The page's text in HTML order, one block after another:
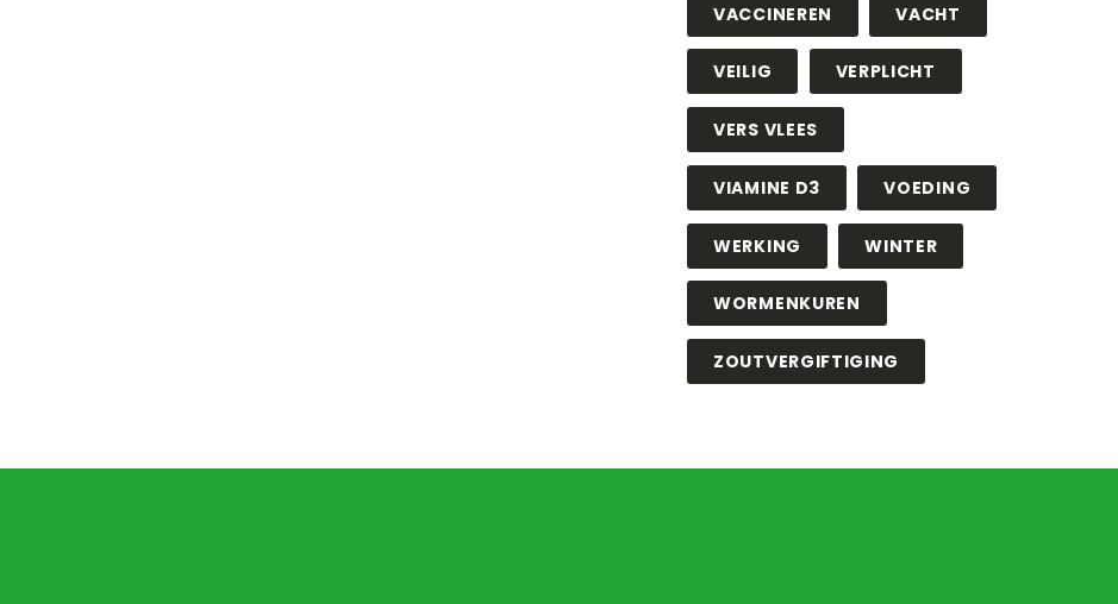
VACCINEREN VACHT
VEILIG VERPLICHT
VERS VLEES
VIAMINE D3 VOEDING
WERKING WINTER
WORMENKUREN
ZOUTVERGIFTIGING